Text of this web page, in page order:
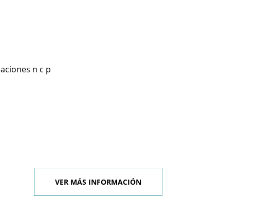
n c p
VER MÁS INFORMACIÓN